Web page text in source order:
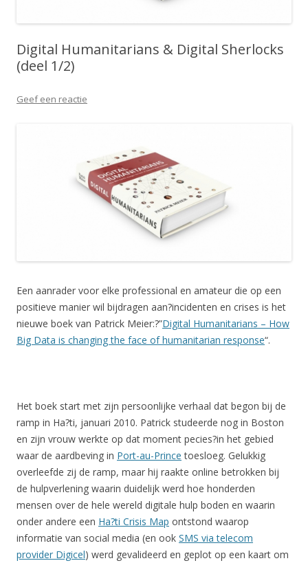
Digital Humanitarians & Digital Sherlocks
(deel 1/2)
Geef een reactie
Een aanrader voor elke professional en amateur die op een
positieve manier wil bijdragen aan?incidenten en crises is het
nieuwe boek van Patrick Meier:?”Digital Humanitarians – How
Big Data is changing the face of humanitarian response“.
Het boek start met zijn persoonlijke verhaal dat begon bij de
ramp in Ha?ti, januari 2010. Patrick studeerde nog in Boston
en zijn vrouw werkte op dat moment pecies?in het gebied
waar de aardbeving in Port-au-Prince toesloeg. Gelukkig
overleefde zij de ramp, maar hij raakte online betrokken bij
de hulpverlening waarin duidelijk werd hoe honderden
mensen over de hele wereld digitale hulp boden en waarin
onder andere een Ha?ti Crisis Map ontstond waarop
informatie van social media (en ook SMS via telecom
provider Digicel) werd gevalideerd en geplot op een kaart om